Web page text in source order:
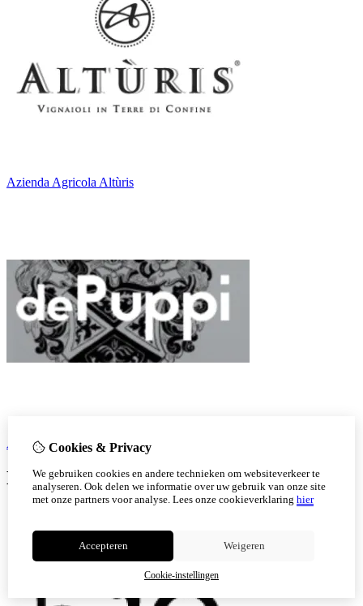
Azienda Agricola Altùris
Azienda Vinicola De Puppi
Merken met een B
Cookies & Privacy
We gebruiken cookies en andere technieken om websiteverkeer te
analyseren. Ook delen we informatie over uw gebruik van onze site
met onze partners voor analyse. Lees onze cookieverklaring hier
Accepteren Weigeren
Cookie-instellingen